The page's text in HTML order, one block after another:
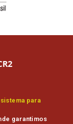
sistema para
garantimos